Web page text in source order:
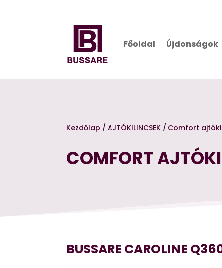
Főoldal Újdonságok
Kezdőlap /AJTÓKILINCSEK / Comfort
COMFORT
BUSSARE CAROLINE